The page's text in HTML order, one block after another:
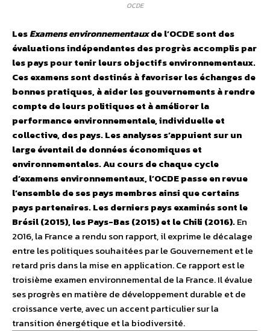
OCDE
LesExamens environnementauxde l’OCDE sont des
évaluations indépendantes des progrès accomplis par
les pays pour tenir leurs objectifs environnementaux.
Ces examens sont destinés à favoriser les échanges de
bonnes pratiques, à aider les gouvernements à rendre
compte de leurs politiques et à améliorer la
performance environnementale, individuelle et
collective, des pays. Les analyses s’appuient sur un
large éventail de données économiques et
environnementales. Au cours de chaque cycle
d’examens environnementaux, l’OCDE passe en revue
l’ensemble de ses pays membres ainsi que certains
pays partenaires. Les derniers pays examinés sont le
Brésil (2015), les Pays-Bas (2015) et le Chili (2016).En
2016, la France a rendu son rapport, il exprime le décalage
entre les politiques souhaitées par le Gouvernement et le
retard pris dans la mise en application. Ce rapport est le
troisième examen environnemental de la France. Il évalue
ses progrès en matière de développement durable et de
croissance verte, avec un accent particulier sur la
transition énergétique et la biodiversité.